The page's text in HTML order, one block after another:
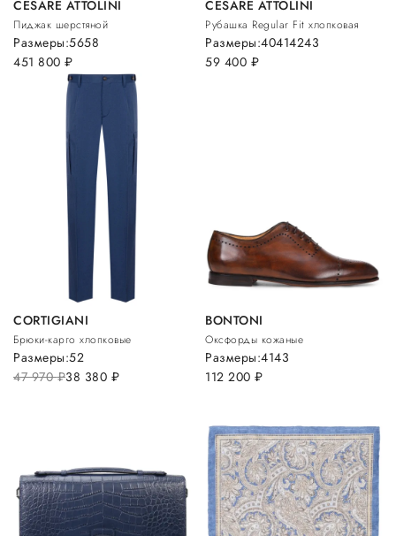
CESARE ATTOLINI
Пиджак шерстяной
451 800 руб.
Размеры:5658
CESARE ATTOLINI
Рубашка Regular Fit хлопковая
59 400 руб.
Размеры:40414243
CORTIGIANI
Брюки-карго хлопковые
47 970руб.38 380 руб.
Размеры:52
BONTONI
Оксфорды кожаные
112 200руб.
Размеры:4143